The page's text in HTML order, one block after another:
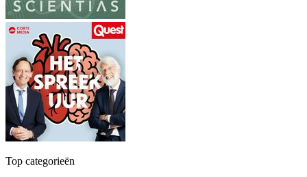
Top categorieën